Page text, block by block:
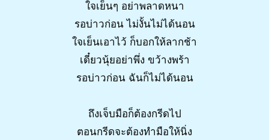
ใจเย็นๆ อย่าพลาดหนา
รอบ่าวก่อน ไม่งั้นไม่ได้นอน
ใจเย็นเอาไว้ ก็บอกให้ลากช้า
เดี๋ยวนุ้ยอย่าพึ่ง ขว้างพร้า
รอบ่าวก่อน ฉันก็ไม่ได้นอน
ถึงเจ็บมือก็ต้องกรีดไป
ตอนกรีดจะต้องทำมือให้นิ่ง